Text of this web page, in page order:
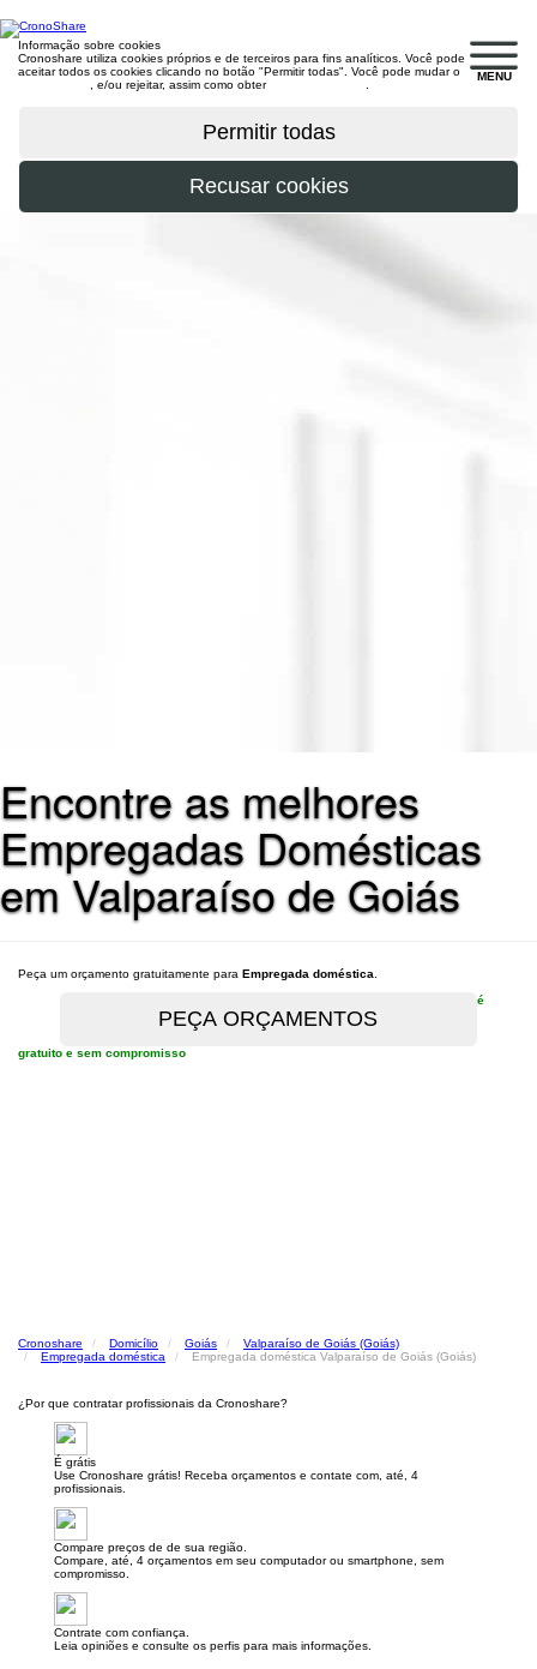
MENU
Informação sobre cookies
Cronoshare utiliza cookies próprios e de terceiros para fins analíticos. Você pode
aceitar todos os cookies clicando no botão "Permitir todas". Você pode mudar o
, e/ou rejeitar, assim como obter
Encontre as melhores
Empregadas Domésticas
em Valparaíso de Goiás
Peça um orçamento gratuitamente para Empregada doméstica
é
gratuito e sem compromisso
Cronoshare Domicílio Goiás
Valparaíso de Goiás (Goiás)
Empregada doméstica
Empregada doméstica Valparaíso de Goiás (Goiás)
¿Por que contratar profissionais da Cronoshare?
É grátis
Use Cronoshare grátis! Receba orçamentos e contate com, até, 4
profissionais.
Compare preços de de sua região.
Compare, até, 4 orçamentos em seu computador ou smartphone, sem
compromisso.
Contrate com confiança.
Leia opiniões e consulte os perfis para mais informações.